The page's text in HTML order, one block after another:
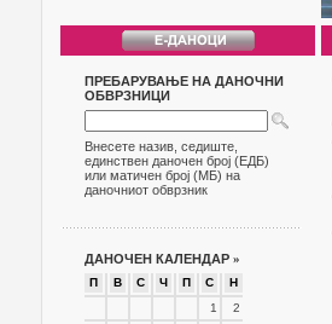
ПРЕБАРУВАЊЕ НА ДАНОЧНИ
ОБВРЗНИЦИ
Внесете назив, седиште,
единствен даночен број (ЕДБ)
или матичен број (МБ) на
даночниот обврзник
ДАНОЧЕН КАЛЕНДАР »
П В С Ч П С
Н
1
2